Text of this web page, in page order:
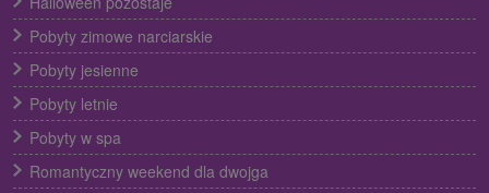
Pobyty zimowe narciarskie
Pobyty jesienne
Pobyty letnie
Pobyty w spa
Romantyczny weekend dla dwojga